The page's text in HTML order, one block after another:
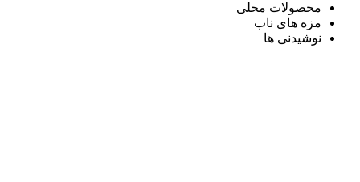
محصولات محلی
مزه های ناب
نوشیدنی ها